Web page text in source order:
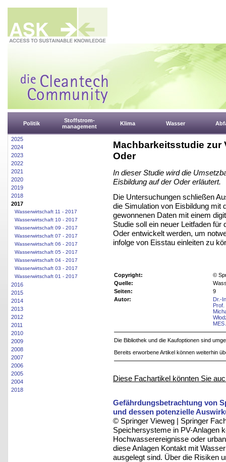
Politik
Stoffstrom-
management
Klima Wasser
2025
2024
2023
2022
2021
2020
2019
2018
2017
Wasserwirtschaft 11 - 2017
Wasserwirtschaft 10 - 2017
Wasserwirtschaft 09 - 2017
Wasserwirtschaft 07 - 2017
Wasserwirtschaft 06 - 2017
Wasserwirtschaft 05 - 2017
Wasserwirtschaft 04 - 2017
Wasserwirtschaft 03 - 2017
Wasserwirtschaft 01 - 2017
2016
2015
2014
2013
2012
2011
2010
2009
2008
2007
2006
2005
2004
2018
Machbarkeitsstudie zur
Oder
In dieser Studie wird die
Eisbildung auf der Oder erläutert.
Die Untersuchungen schließen
die Simulation von Eisbildung mit
gewonnenen Daten mit einem
Studie soll ein neuer Leitfaden
Oder entwickelt werden, um
infolge von Eisstau einleiten zu
Copyright:
©
Quelle:
Seiten:
9
Autor:
Dr.-
Die Bibliothek und die Kaufoptionen sind
Bereits erworbene Artikel können weiterhin
Diese Fachartikel könnten Sie
Gefährdungsbetrachtung von
und dessen potenzielle
© Springer Vieweg | Springer
Speichersysteme in PV-Anlagen
Hochwasserereignisse oder
diese Anlagen Kontakt mit
ausgelegt sind. Über die Risiken